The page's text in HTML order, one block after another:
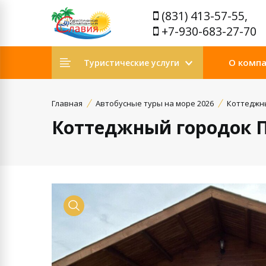
(831) 413-57-55,
+7-930-683-27-70
Туристические услуги О
Главная Автобусные туры на море 2026
Коттеджный городок
Просмотр